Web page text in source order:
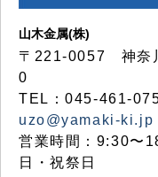
山木金属(株)
〒221-0057 神奈
0
TEL：045-461-
uzo@yamaki-ki.jp
営業時間：9:30〜
日・祝祭日